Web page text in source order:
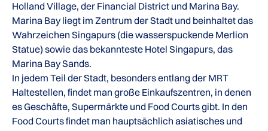
Holland Village, der Financial District und Marina Bay.
Marina Bay liegt im Zentrum der Stadt und beinhaltet das
Wahrzeichen Singapurs (die wasserspuckende Merlion
Statue) sowie das bekannteste Hotel Singapurs, das
Marina Bay Sands.
In jedem Teil der Stadt, besonders entlang der MRT
Haltestellen, findet man große Einkaufszentren, in denen
es Geschäfte, Supermärkte und Food Courts gibt. In den
Food Courts findet man hauptsächlich asiatisches und